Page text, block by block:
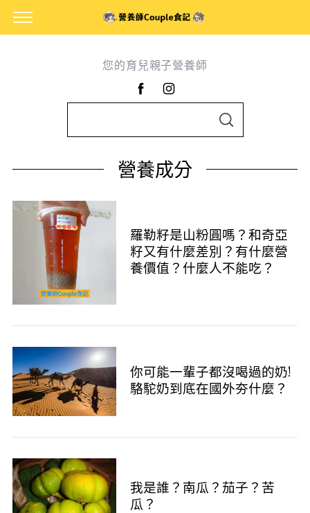
您的育兒親子營養師
r
h
f
:
S
H
營養成分
羅勒籽是山粉圓嗎？和奇亞
籽又有什麼差別？有什麼營
養價值？什麼人不能吃？
你可能一輩子都沒喝過的奶!
駱駝奶到底在國外夯什麼？
我是誰？南瓜？茄子？苦
瓜？